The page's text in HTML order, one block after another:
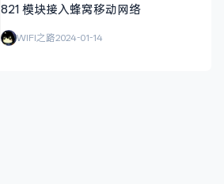
821 模块接入蜂窝移动网络
WIFI之路2024-01-14